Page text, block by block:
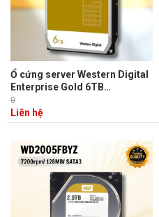
Ổ cứng server Western Digital
Enterprise Gold 6TB
WD6003FRYZ
3.5"/Sata3/256MB/7200RPM
0
Liên hệ